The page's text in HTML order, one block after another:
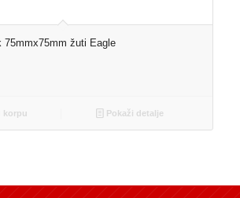
75mmx75mm žuti Eagle
korpu Pokaži detalje